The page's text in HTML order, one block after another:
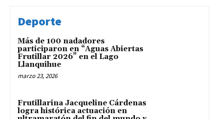
Deporte
Más de 100 nadadores
participaron en “Aguas Abiertas
Frutillar 2026” en el Lago
Llanquihue
marzo 23, 2026
Frutillarina Jacqueline Cárdenas
logra histórica actuación en